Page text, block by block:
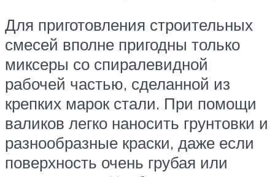
Для приготовления строительных
смесей вполне пригодны только
миксеры со спиралевидной
рабочей частью, сделанной из
крепких марок стали. При помощи
валиков легко наносить грунтовки и
разнообразные краски, даже если
поверхность очень грубая или